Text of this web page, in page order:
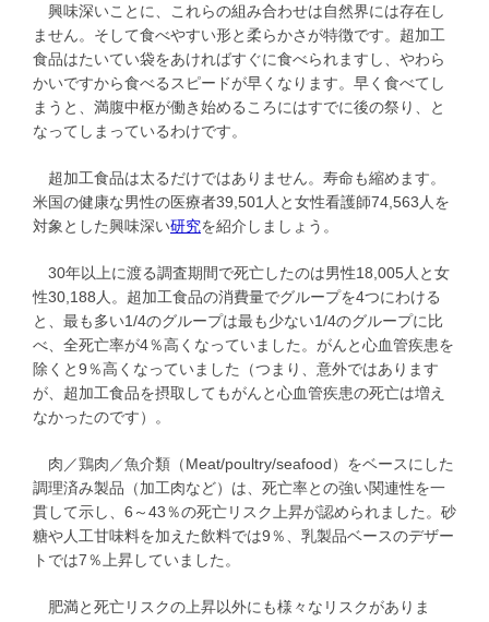
興味深いことに、これらの組み合わせは自然界には存在し
ません。そして食べやすい形と柔らかさが特徴です。超加工
食品はたいてい袋をあければすぐに食べられますし、やわら
かいですから食べるスピードが早くなります。早く食べてし
まうと、満腹中枢が働き始めるころにはすでに後の祭り、と
なってしまっているわけです。
超加工食品は太るだけではありません。寿命も縮めます。
米国の健康な男性の医療者39,501人と女性看護師74,563人を
対象とした興味深い研究を紹介しましょう。
30年以上に渡る調査期間で死亡したのは男性18,005人と女
性30,188人。超加工食品の消費量でグループを4つにわける
と、最も多い1/4のグループは最も少ない1/4のグループに比
べ、全死亡率が4％高くなっていました。がんと心血管疾患を
除くと9％高くなっていました（つまり、意外ではあります
が、超加工食品を摂取してもがんと心血管疾患の死亡は増え
なかったのです）。
肉／鶏肉／魚介類（Meat/poultry/seafood）をベースにした
調理済み製品（加工肉など）は、死亡率との強い関連性を一
貫して示し、6～43％の死亡リスク上昇が認められました。砂
糖や人工甘味料を加えた飲料では9％、乳製品ベースのデザー
トでは7％上昇していました。
肥満と死亡リスクの上昇以外にも様々なリスクがありま